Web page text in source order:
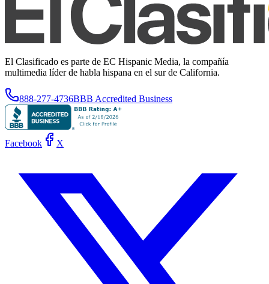
El Clasificado es parte de EC Hispanic Media, la compañía
multimedia líder de habla hispana en el sur de California.
888-277-4736BBB Accredited Business
Facebook X